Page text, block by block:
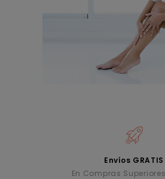
Envíos GRATIS
En Compras